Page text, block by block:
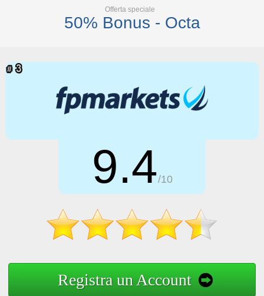
Offerta speciale
50% Bonus - Octa
9.4/10
Registra un Account